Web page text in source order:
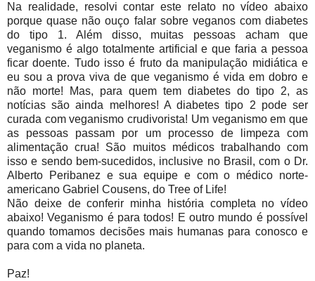
Na realidade, resolvi contar este relato no vídeo abaixo
porque quase não ouço falar sobre veganos com diabetes
do tipo 1. Além disso, muitas pessoas acham que
veganismo é algo totalmente artificial e que faria a pessoa
ficar doente. Tudo isso é fruto da manipulação midiática e
eu sou a prova viva de que veganismo é vida em dobro e
não morte! Mas, para quem tem diabetes do tipo 2, as
notícias são ainda melhores! A diabetes tipo 2 pode ser
curada com veganismo crudivorista! Um veganismo em que
as pessoas passam por um processo de limpeza com
alimentação crua! São muitos médicos trabalhando com
isso e sendo bem-sucedidos, inclusive no Brasil, com o Dr.
Alberto Peribanez e sua equipe e com o médico norte-
americano Gabriel Cousens, do Tree of Life!
Não deixe de conferir minha história completa no vídeo
abaixo! Veganismo é para todos! E outro mundo é possível
quando tomamos decisões mais humanas para conosco e
para com a vida no planeta.
Paz!